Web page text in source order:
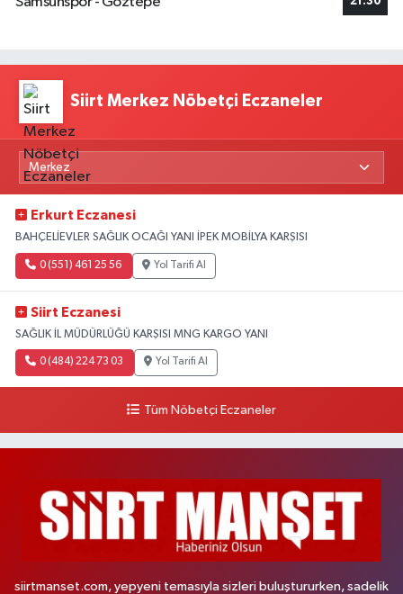
Siirt Merkez Nöbetçi Eczaneler
Erkurt Eczanesi
BAHÇELİEVLER SAĞLIK OCAĞI YANI İPEK MOBİLYA KARŞISI
0 (551) 461 25 56 Yol Tarifi Al
Siirt Eczanesi
SAĞLIK İL MÜDÜRLÜĞÜ KARŞISI MNG KARGO YANI
0 (484) 224 73 03 Yol Tarifi Al
Tüm Nöbetçi Eczaneler
siirtmanset.com, yepyeni temasıyla sizleri buluştururken, sadelik